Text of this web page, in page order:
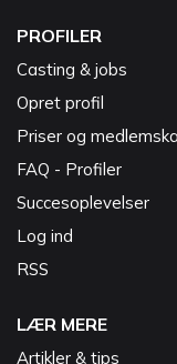
PROFILER
Casting & jobs
Opret profil
Priser og
FAQ - Profiler
Succesoplevelser
Log ind
RSS
LÆR MERE
Artikler & tips